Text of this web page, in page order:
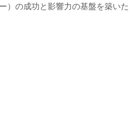
）の成功と影響力の基盤を築いた